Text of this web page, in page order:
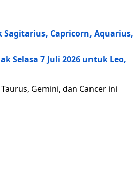
Sagitarius, Capricorn, Aquarius,
Selasa 7 Juli 2026 untuk Leo,
Gemini, dan Cancer ini